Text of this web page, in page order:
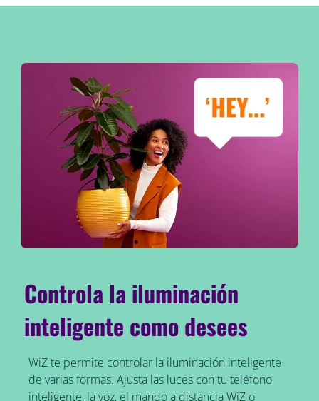
Controla la iluminación
inteligente como desees
WiZ te permite controlar la iluminación inteligente
de varias formas. Ajusta las luces con tu teléfono
inteligente, la voz, el mando a distancia WiZ o